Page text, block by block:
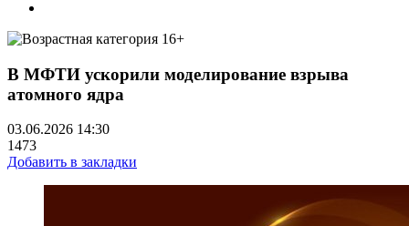
В МФТИ ускорили моделирование взрыва
атомного ядра
03.06.2026 14:30
1473
Добавить в закладки